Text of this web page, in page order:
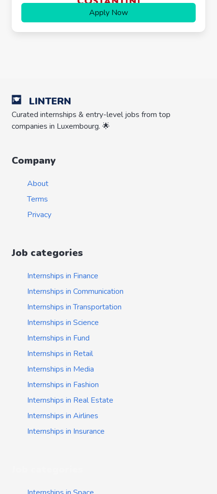
Apply Now
LINTERN
Curated internships & entry-level jobs from top
companies in Luxembourg. 🌟
Company
About
Terms
Privacy
Job categories
Internships in Finance
Internships in Communication
Internships in Transportation
Internships in Science
Internships in Fund
Internships in Retail
Internships in Media
Internships in Fashion
Internships in Real Estate
Internships in Airlines
Internships in Insurance